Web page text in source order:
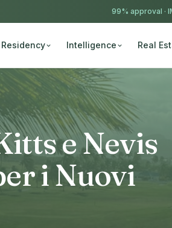
99% approval ·
Residency Intelligence Real
e Nevis
i Nuovi